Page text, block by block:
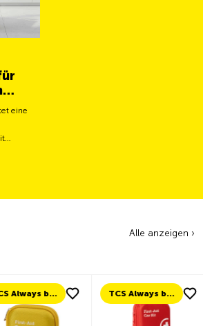
eine
Alle anzeigen ›
TCS Always by my side